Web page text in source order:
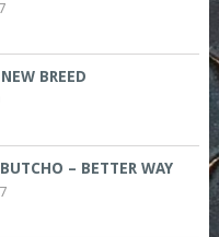
BREED
– BETTER WAY